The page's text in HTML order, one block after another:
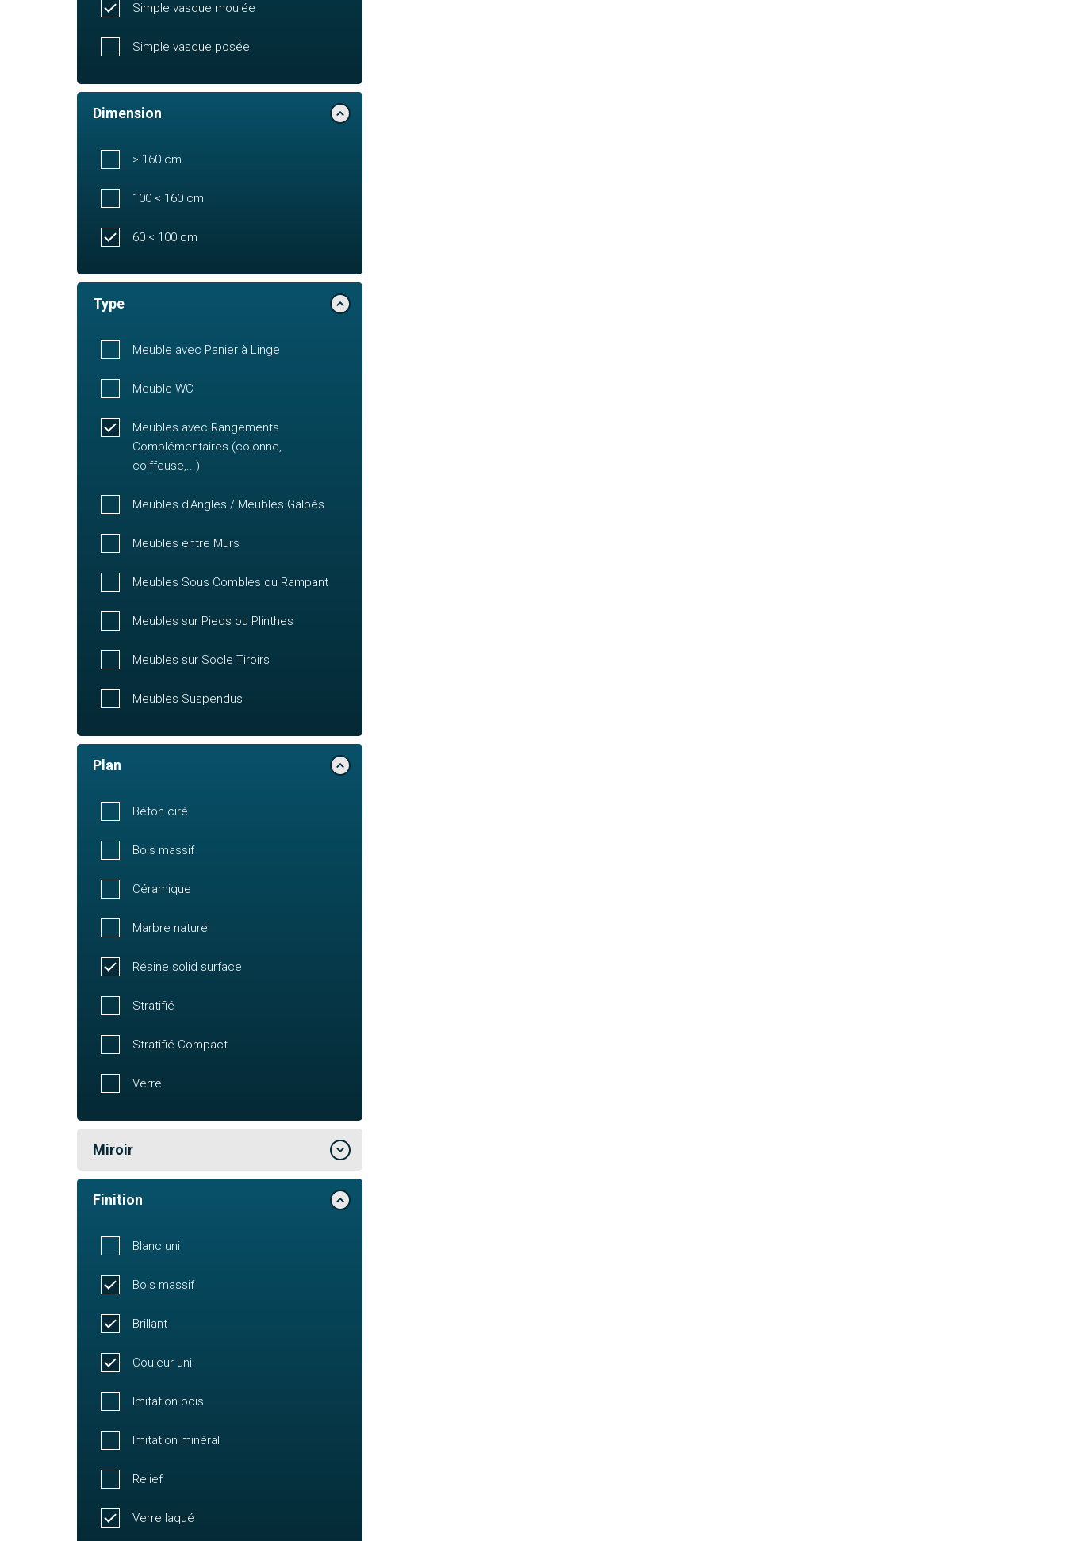
Simple vasque moulée
Simple vasque posée
Dimension
> 160 cm
100 < 160 cm
60 < 100 cm
Type
Meuble avec Panier à Linge
Meuble WC
Meubles avec Rangements
Complémentaires (colonne,
coiffeuse,...)
Meubles d'Angles / Meubles Galbés
Meubles entre Murs
Meubles Sous Combles ou Rampant
Meubles sur Pieds ou Plinthes
Meubles sur Socle Tiroirs
Meubles Suspendus
Plan
Béton ciré
Bois massif
Céramique
Marbre naturel
Résine solid surface
Stratifié
Stratifié Compact
Verre
Miroir
Finition
Blanc uni
Bois massif
Brillant
Couleur uni
Imitation bois
Imitation minéral
Relief
Verre laqué